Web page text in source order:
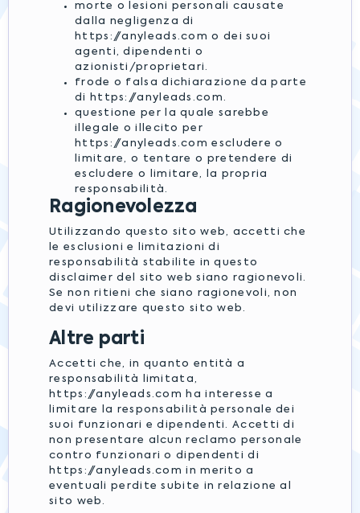
morte o lesioni personali causate
dalla negligenza di
https://anyleads.com o dei suoi
agenti, dipendenti o
azionisti/proprietari.
frode o falsa dichiarazione da parte
di https://anyleads.com.
questione per la quale sarebbe
illegale o illecito per
https://anyleads.com escludere o
limitare, o tentare o pretendere di
escludere o limitare, la propria
responsabilità.
Ragionevolezza
Utilizzando questo sito web, accetti che
le esclusioni e limitazioni di
responsabilità stabilite in questo
disclaimer del sito web siano ragionevoli.
Se non ritieni che siano ragionevoli, non
devi utilizzare questo sito web.
Altre parti
Accetti che, in quanto entità a
responsabilità limitata,
https://anyleads.com ha interesse a
limitare la responsabilità personale dei
suoi funzionari e dipendenti. Accetti di
non presentare alcun reclamo personale
contro funzionari o dipendenti di
https://anyleads.com in merito a
eventuali perdite subite in relazione al
sito web.